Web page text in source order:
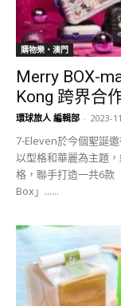
購物樂‧澳門
Merry BOX-
Kong 跨界合
環球旅人 編輯部 - 2023-
7-Eleven於今個聖誕
以型格和華麗為主題
格，聯手打造一共6款
Box」......